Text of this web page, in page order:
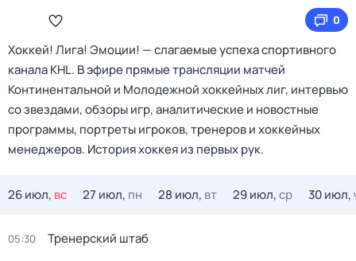
0
Хоккей! Лига! Эмоции! — слагаемые успеха спортивного
канала KHL. В эфире прямые трансляции матчей
Континентальной и Молодежной хоккейных лиг, интервью
со звездами, обзоры игр, аналитические и новостные
программы, портреты игроков, тренеров и хоккейных
менеджеров. История хоккея из первых рук.
26 июл, вс 27 июл, пн 28 июл, вт 29 июл,ср 30 июл,
05:30 Тренерский штаб